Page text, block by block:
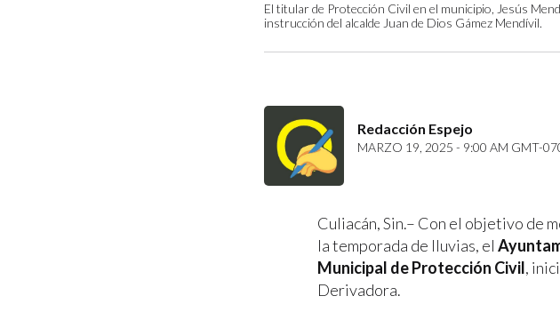
El titular de Protección Civil en el municipio, Jesús
instrucción del alcalde Juan de Dios Gámez Mendívil.
Redacción Espejo
MARZO 19, 2025 - 9:00 AM GMT-
Culiacán, Sin.– Con el objetivo de
la temporada de lluvias, el
Municipal de Protección Civil,
Derivadora.